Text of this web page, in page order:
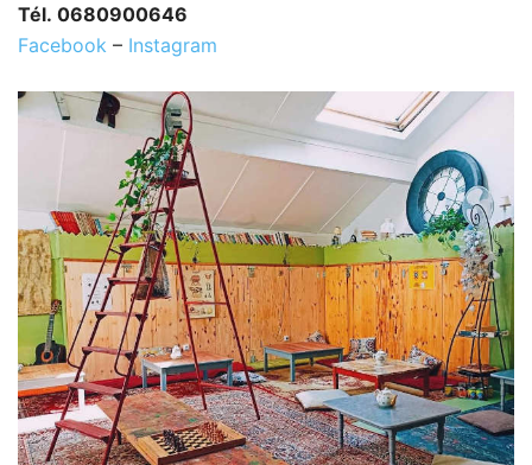
Tél. 0680900646
Facebook – Instagram